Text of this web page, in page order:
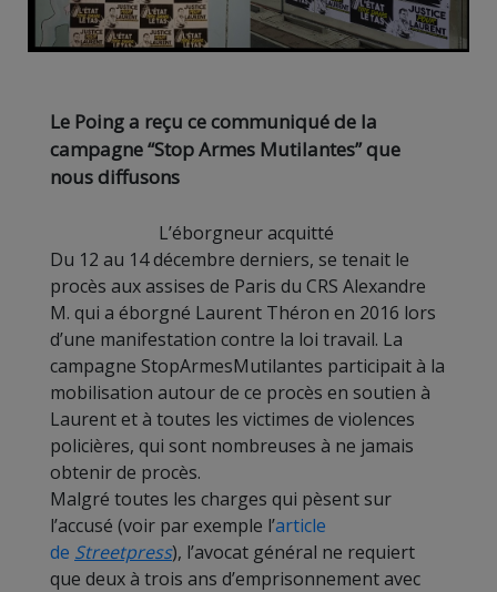
Le Poing a reçu ce communiqué de la
campagne “Stop Armes Mutilantes” que
nous diffusons
L’éborgneur acquitté
Du 12 au 14 décembre derniers, se tenait le
procès aux assises de Paris du CRS Alexandre
M. qui a éborgné Laurent Théron en 2016 lors
d’une manifestation contre la loi travail. La
campagne StopArmesMutilantes participait à la
mobilisation autour de ce procès en soutien à
Laurent et à toutes les victimes de violences
policières, qui sont nombreuses à ne jamais
obtenir de procès.
Malgré toutes les charges qui pèsent sur
l’accusé (voir par exemple l’article
de Streetpress), l’avocat général ne requiert
que deux à trois ans d’emprisonnement avec